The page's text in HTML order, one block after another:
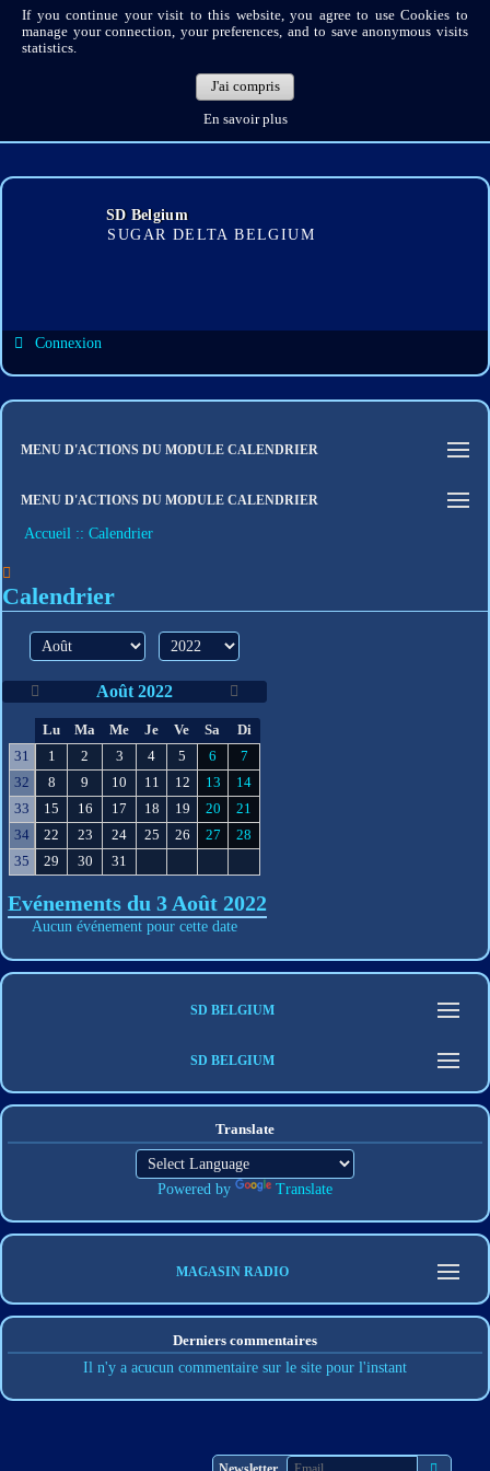
If you continue your visit to this website, you agree to use Cookies to
manage your connection, your preferences, and to save anonymous visits
statistics.
J'ai compris
En savoir plus
SD Belgium
SUGAR DELTA BELGIUM
Connexion
Connexion auto
Connexion
SD BELGIUM
SD BELGIUM
MENU D'ACTIONS DU MODULE CALENDRIER
MENU D'ACTIONS DU MODULE CALENDRIER
Accueil Calendrier
Calendrier
mois année
Août 2022
e
Lu Ma Me Je Ve Sa
Di
31
1 2 3 4 5 6
7
32
8 9 10 11 12 13
14
33
15 16 17 18 19 20
21
34
22 23 24 25 26 27
28
35
29 30 31
Evénements du 3 Août 2022
Aucun événement pour cette date
Translate
Powered by Translate
MAGASIN RADIO
Derniers commentaires
Il n'y a acucun commentaire sur le site pour l'instant